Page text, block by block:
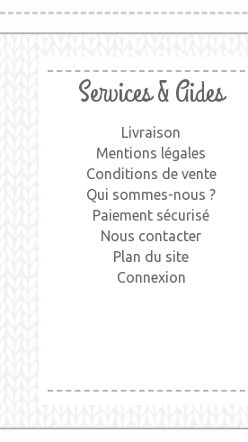
Services & Aides
Livraison
Mentions légales
Conditions de vente
Qui sommes-nous ?
Paiement sécurisé
Nous contacter
Plan du site
Connexion